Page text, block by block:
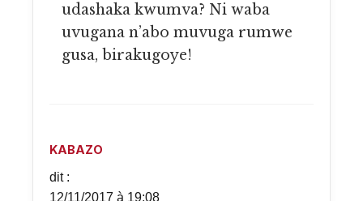
udashaka kwumva? Ni waba
uvugana n’abo muvuga rumwe
gusa, birakugoye!
KABAZO
dit :
12/11/2017 à 19:08